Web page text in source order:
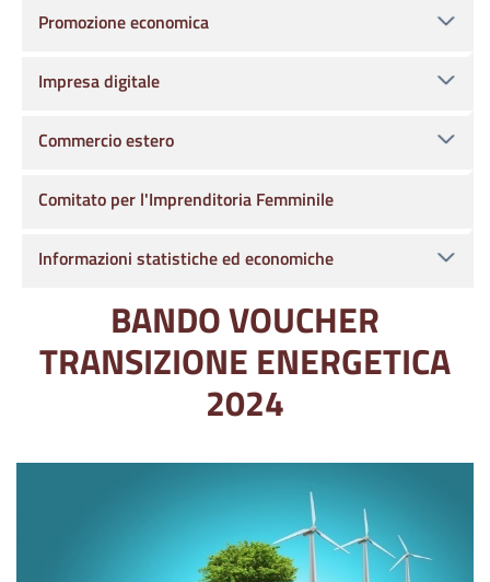
BANDO VOUCHER
TRANSIZIONE ENERGETICA
2024
Promozione economica
Impresa digitale
Commercio estero
Comitato per l'Imprenditoria Femminile
Informazioni statistiche ed economiche